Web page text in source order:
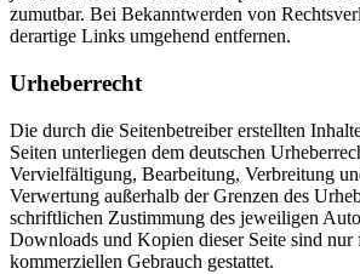
zumutbar. Bei Bekanntwerden von
derartige Links umgehend entfernen.
Urheberrecht
Die durch die Seitenbetreiber erstellten
Seiten unterliegen dem deutschen
Vervielfältigung, Bearbeitung, Verbreitung
Verwertung außerhalb der Grenzen des
schriftlichen Zustimmung des jeweiligen
Downloads und Kopien dieser Seite sind
kommerziellen Gebrauch gestattet.